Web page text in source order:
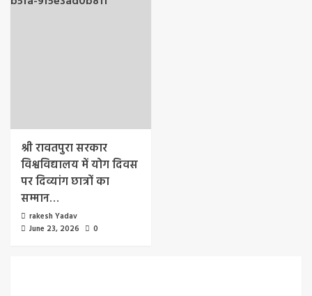
श्री रावतपुरा सरकार
विश्वविद्यालय में योग दिवस
पर दिव्यांग छात्रों का
सम्मान…
rakesh Yadav
June 23, 2026
0